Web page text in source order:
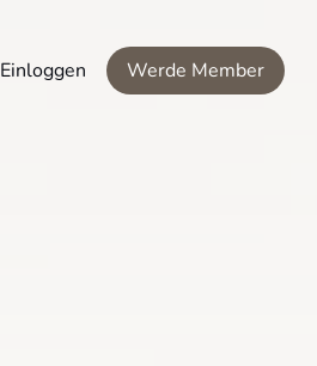
Einloggen Werde Member